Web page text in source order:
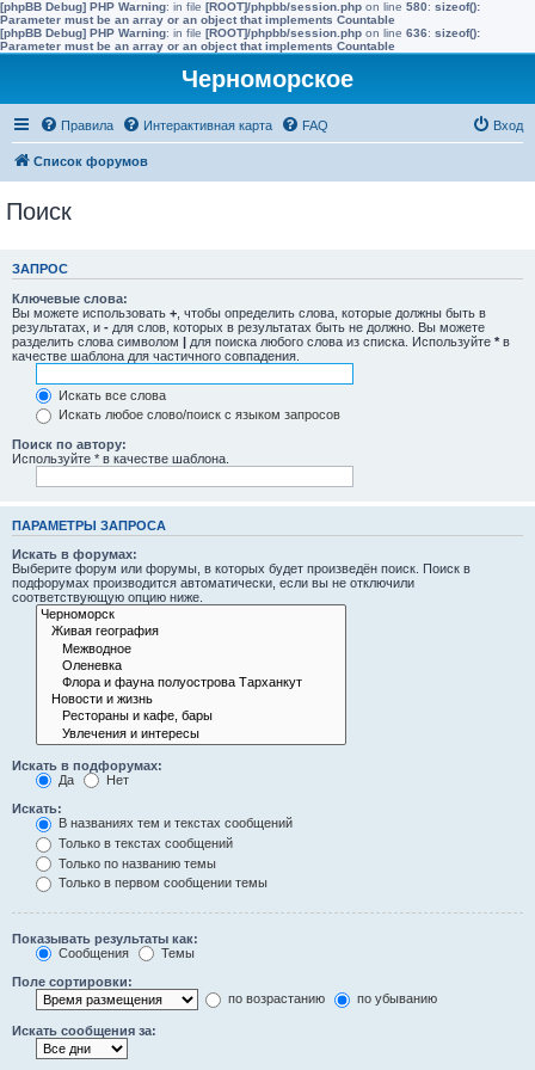
[phpBB Debug] PHP Warning: in file [ROOT]/phpbb/session.php on line 580: sizeof():
Parameter must be an array or an object that implements Countable
[phpBB Debug] PHP Warning: in file [ROOT]/phpbb/session.php on line 636: sizeof():
Parameter must be an array or an object that implements Countable
Черноморское
Правила Интерактивная карта FAQ Вход
Список форумов
Поиск
ЗАПРОС
Ключевые слова:
Вы можете использовать + , чтобы определить слова, которые должны быть в
результатах, и - для слов, которых в результатах быть не должно. Вы можете
разделить слова символом | для поиска любого слова из списка. Используйте * в
качестве шаблона для частичного совпадения.
Искать все слова
Искать любое слово/поиск с языком запросов
Поиск по автору:
Используйте * в качестве шаблона.
ПАРАМЕТРЫ ЗАПРОСА
Искать в форумах:
Выберите форум или форумы, в которых будет произведён поиск. Поиск в
подфорумах производится автоматически, если вы не отключили
соответствующую опцию ниже.
Искать в подфорумах:
Да
Нет
Искать:
В названиях тем и текстах сообщений
Только в текстах сообщений
Только по названию темы
Только в первом сообщении темы
Показывать результаты как:
Сообщения
Темы
Поле сортировки:
по возрастанию
по убыванию
Искать сообщения за: